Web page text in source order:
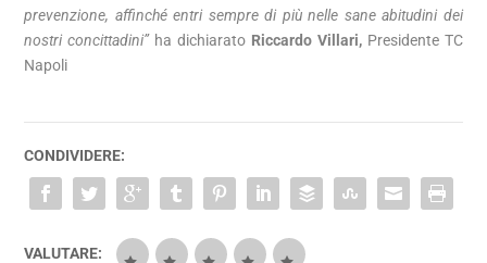
prevenzione, affinché entri sempre di più nelle sane abitudini dei
nostri concittadini”ha dichiarato Riccardo Villari, Presidente TC
Napoli
CONDIVIDERE:
VALUTARE: